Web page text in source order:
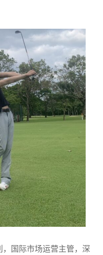
国际市场运营主管，深